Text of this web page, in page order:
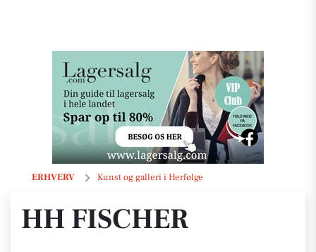
ERHVERV Kunst og galleri i Herfølge
HH Fischer
HH FISCHER